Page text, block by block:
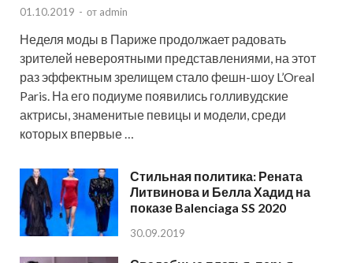
01.10.2019 - от admin
Неделя моды в Париже продолжает радовать
зрителей невероятными представлениями, на этот
раз эффектным зрелищем стало фешн-шоу L’Oreal
Paris. На его подиуме появились голливудские
актрисы, знаменитые певицы и модели, среди
которых впервые …
Стильная политика: Рената
Литвинова и Белла Хадид на
показе Balenciaga SS 2020
30.09.2019